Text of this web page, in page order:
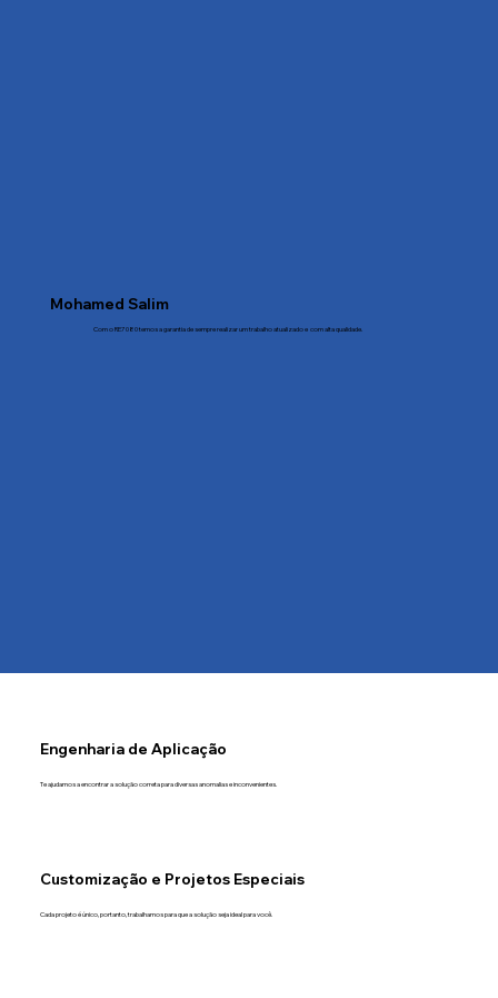
Engenharia de Aplicação
Te ajudamos a encontrar a solução correta para diversas anomalias e inconvenientes.
Customização e Projetos Especiais
Cada projeto é único, portanto, trabalhamos para que a solução seja ideal para você.
Mohamed Salim
Com o RE7080 temos a garantia de sempre realizar um trabalho atualizado e com alta qualidade.